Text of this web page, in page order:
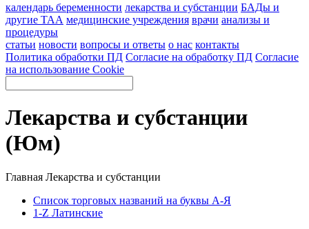
календарь беременности лекарства и субстанции БАДы и
другие ТАА медицинские учреждения врачи анализы и
процедуры
статьи новости вопросы и ответы о нас контакты
Политика обработки ПД Согласие на обработку ПД Согласие
на использование Cookie
Лекарства и субстанции
(Юм)
Главная Лекарства и субстанции
Список торговых названий на буквы А-Я
1-Z Латинские